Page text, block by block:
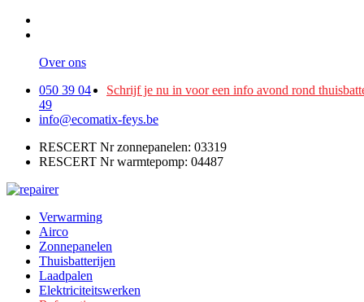
Over ons
Schrijf je nu in voor een info avond rond
050 39 04
49
info@ecomatix-feys.be
RESCERT Nr zonnepanelen: 03319
RESCERT Nr warmtepomp: 04487
Verwarming
Airco
Zonnepanelen
Thuisbatterijen
Laadpalen
Elektriciteitswerken